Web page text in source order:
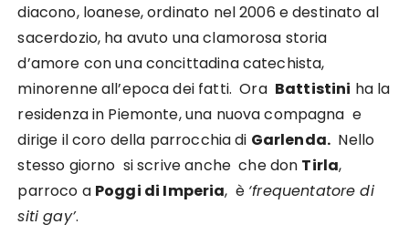
diacono, loanese, ordinato nel 2006 e destinato al
sacerdozio, ha avuto una clamorosa storia
d’amore con una concittadina catechista,
minorenne all’epoca dei fatti. Ora Battistini ha la
residenza in Piemonte, una nuova compagna e
dirige il coro della parrocchia di Garlenda. Nello
stesso giorno si scrive anche che don Tirla,
parroco a Poggi di Imperia, è ‘frequentatore di
siti gay’.